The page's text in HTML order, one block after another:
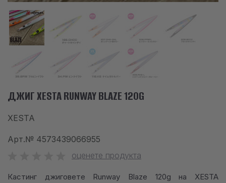
ПРОДУКТИ ЗА СРАВНЕНИЕ
ФИЗИЧЕСКИ МАГАЗИН
СОФИЯ 1700, СТУДЕНТСКИ ГРАД, УЛ. ПРОФ. АЛЕКСАНДЪР ФОЛ 2,
ВХ. К, МАГАЗИН 1
КОНТАКТИ
+359 896 451 888
info@waves.bg
ДЖИГ XESTA RUNWAY BLAZE 120G
XESTA
Арт.№ 4573439066955
оценете продукта
Кастинг джиговете Runway Blaze 120g на XESTA